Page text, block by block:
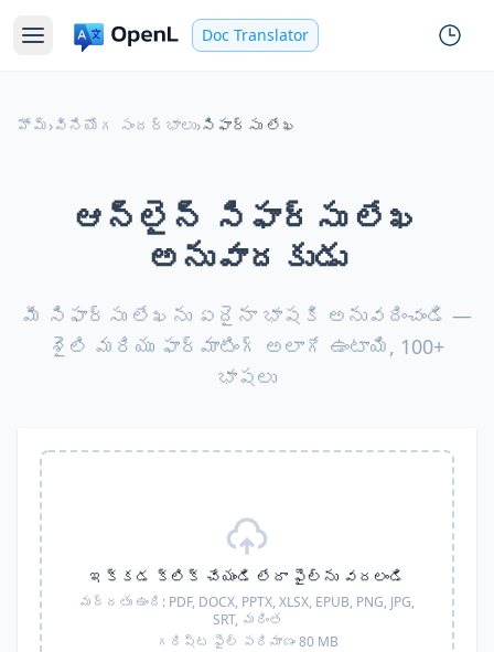
Doc Translator
హోమ్›వినియోగ సందర్భాలు›సిఫార్సు లేఖ
ఆన్‌లైన్ సిఫార్సు లేఖ
అనువాదకుడు
మీ సిఫార్సు లేఖను ఏదైనా భాషకి అనువదించండి —
శైలి మరియు ఫార్మాటింగ్ అలాగే ఉంటాయి, 100+
భాషలు
ఇక్కడ క్లిక్ చేయండి లేదా ఫైల్‌ను వదలండి
మద్దతు ఉంది: PDF, DOCX, PPTX, XLSX, EPUB, PNG, JPG,
SRT, మరింత
గరిష్ట ఫైల్ పరిమాణం 80 MB